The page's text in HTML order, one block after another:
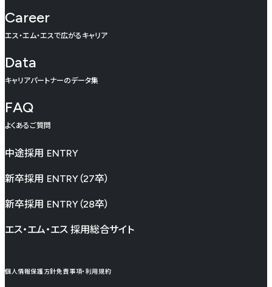
Career
エス・エム・エスで広がるキャリア
Data
キャリアパートナーのデータ集
FAQ
よくあるご質問
中途採用 ENTRY
新卒採用 ENTRY（27卒）
新卒採用 ENTRY（28卒）
エス・エム・エス 採用総合サイト
個人情報保護方針免責事項・利用規約